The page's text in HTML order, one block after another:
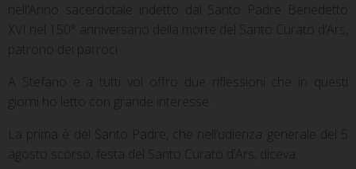
nell’Anno sacerdotale indetto dal Santo Padre Benedetto
XVI nel 150° anniversario della morte del Santo Curato d’Ars,
patrono dei parroci.
A Stefano e a tutti voi offro due riflessioni che in questi
giorni ho letto con grande interesse.
La prima è del Santo Padre, che nell’udienza generale del 5
agosto scorso, festa del Santo Curato d’Ars, diceva: